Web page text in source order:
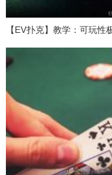
【EV扑克】教学：可玩